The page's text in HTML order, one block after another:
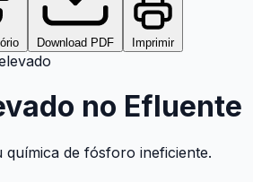
Download PDF Imprimir
no Efluente
química de fósforo ineficiente.